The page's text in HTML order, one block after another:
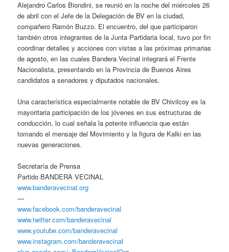
Alejandro Carlos Biondini, se reunió en la noche del miércoles 26
de abril con el Jefe de la Delegación de BV en la ciudad,
compañero Ramón Buzzo. El encuentro, del que participaron
también otros integrantes de la Junta Partidaria local, tuvo por fin
coordinar detalles y acciones con vistas a las próximas primarias
de agosto, en las cuales Bandera Vecinal integrará el Frente
Nacionalista, presentando en la Provincia de Buenos Aires
candidatos a senadores y diputados nacionales.
Una característica especialmente notable de BV Chivilcoy es la
mayoritaria participación de los jóvenes en sus estructuras de
conducción, lo cual señala la potente influencia que están
tomando el mensaje del Movimiento y la figura de Kalki en las
nuevas generaciones.
Secretaría de Prensa
Partido BANDERA VECINAL
www.banderavecinal.org
—
www.facebook.com/banderavecinal
www.twitter.com/banderavecinal
www.youtube.com/banderavecinal
www.instagram.com/banderavecinal